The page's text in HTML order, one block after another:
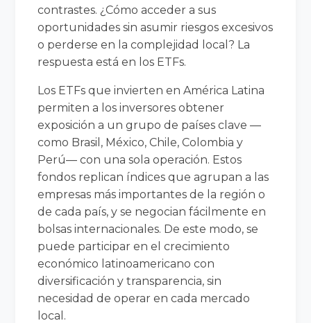
contrastes. ¿Cómo acceder a sus
oportunidades sin asumir riesgos excesivos
o perderse en la complejidad local? La
respuesta está en los ETFs.
Los ETFs que invierten en América Latina
permiten a los inversores obtener
exposición a un grupo de países clave —
como Brasil, México, Chile, Colombia y
Perú— con una sola operación. Estos
fondos replican índices que agrupan a las
empresas más importantes de la región o
de cada país, y se negocian fácilmente en
bolsas internacionales. De este modo, se
puede participar en el crecimiento
económico latinoamericano con
diversificación y transparencia, sin
necesidad de operar en cada mercado
local.